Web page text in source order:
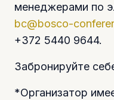
менеджерами по
bc@bosco-
+372 5440 9644.
Забронируйте
*Организатор